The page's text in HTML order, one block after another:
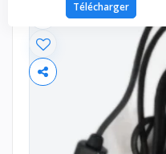
Télécharger